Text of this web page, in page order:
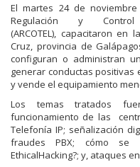
El martes 24 de
Regulación y
(ARCOTEL), capacitaron
Cruz, provincia de
configuran o administran
generar conductas positivas
y vende el equipamiento
Los temas tratados
funcionamiento de las
Telefonía IP; señalización
fraudes PBX; cómo se
EthicalHacking?; y, ataques